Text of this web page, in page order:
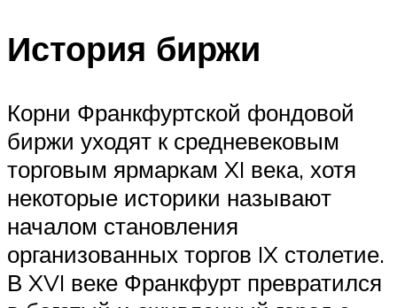
История биржи
Корни Франкфуртской фондовой
биржи уходят к средневековым
торговым ярмаркам XI века, хотя
некоторые историки называют
началом становления
организованных торгов IX столетие.
В XVI веке Франкфурт превратился